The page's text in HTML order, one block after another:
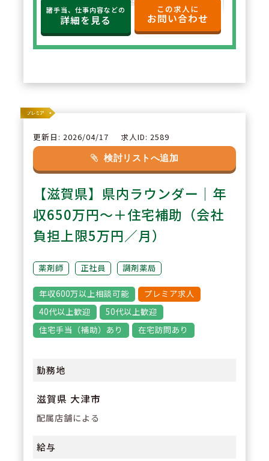
に安心して働ける環境が整ってい
ます。福利厚生や各種制度も充実
POINT 2
【充実した教育体制】
OJTを中心に、本社フォローやW
EB研修など教育体制が整ってお
り、経験に不安のある方でも安心
してスタートできます。継続的に
す。
POINT3
【幅広い業務経験】
フメディケーション支援、地域活
できます。薬剤師としての専門性
を高めたい方におすすめです。
諸手当、仕事内容などの
詳細を見る
この求人に
お問い合わせ
更新日: 2026/04/17 求人ID: 2589
検討リストへ追加
【滋賀県】県内ラウンダー｜年
収650万円～＋住宅補助（会社
負担上限5万円／月）
薬剤師 正社員 調剤薬局
年収600万以上相談可能
プレミア求人
40代以上歓迎
50代以上歓迎
住宅手当（補助）あり
在宅訪問あり
勤務地
滋賀県 大津市
配属店舗による
給与